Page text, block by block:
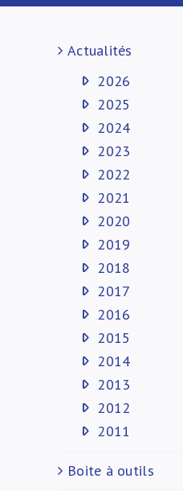
Actualités
2026
2025
2024
2023
2022
2021
2020
2019
2018
2017
2016
2015
2014
2013
2012
2011
Boite à outils